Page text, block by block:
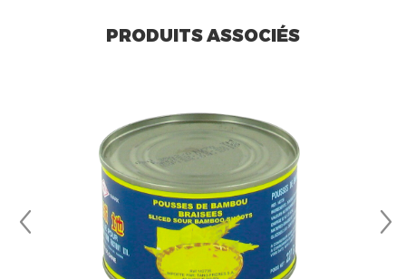
PRODUITS ASSOCIÉS